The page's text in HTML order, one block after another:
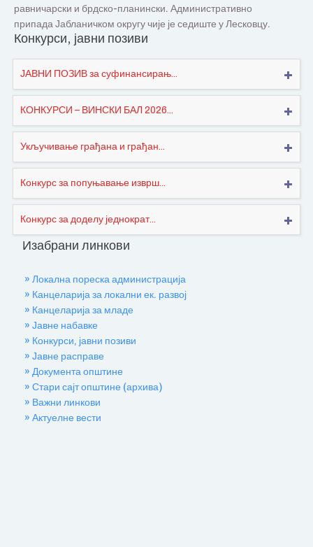
равничарски и брдско-планински. Административно
припада Јабланичком округу чије је седиште у Лесковцу.
Конкурси, јавни позиви
ЈАВНИ ПОЗИВ за суфинансирањ...
КОНКУРСИ – ВИНСКИ БАЛ 2026...
Укључивање грађана и грађан...
Конкурс за попуњавање изврш...
Конкурс за доделу једнократ...
Изабрани линкови
» Локална пореска администрација
» Канцеларија за локални ек. развој
» Канцеларија за младе
» Јавне набавке
» Конкурси, јавни позиви
» Јавне расправе
» Документа општине
» Стари сајт општине (архива)
» Важни линкови
» Актуелне вести